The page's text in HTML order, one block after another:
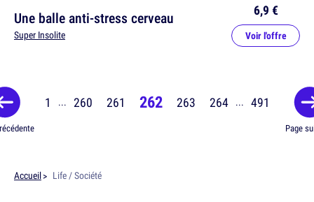
Une balle anti-stress cerveau
Super Insolite
6,9 €
Voir l'offre
1 ... 260 261 262 263 264 ... 491
Page
Accueil Life / Société